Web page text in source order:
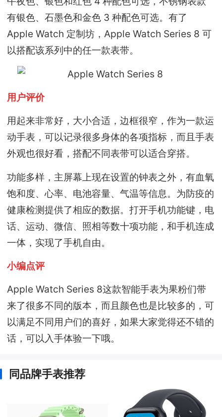
有银色、石墨色和金色 3 种配色可选。有了
Apple Watch 定制坊，Apple Watch Series 8 可
以搭配该系列中的任一款表带。
用户评价
用起来非常好，大小合适，边框很窄，作为一款运
动手表，可以记录很多身体的各项指标，而且手表
外观也很好看，搭配不同表带可以适合穿搭。
功能多样，主屏幕上现在设置的钟表之外，有血氧
饱和度、心率、电池容量、气温等信息。为防疫的
健康检测提供了相应的数据。打开手机功能键，电
话、运动、微信、照相等数十项功能，和手机连成
一体，实现了手机自由。
小编点评
Apple Watch Series 8这款智能手表为果粉们带
来了很多不同的版本，而且颜色也是比较多的，可
以满足不同用户们的喜好，如果大家觉得还不错的
话，可以入手体验一下哦。
同品牌手表推荐